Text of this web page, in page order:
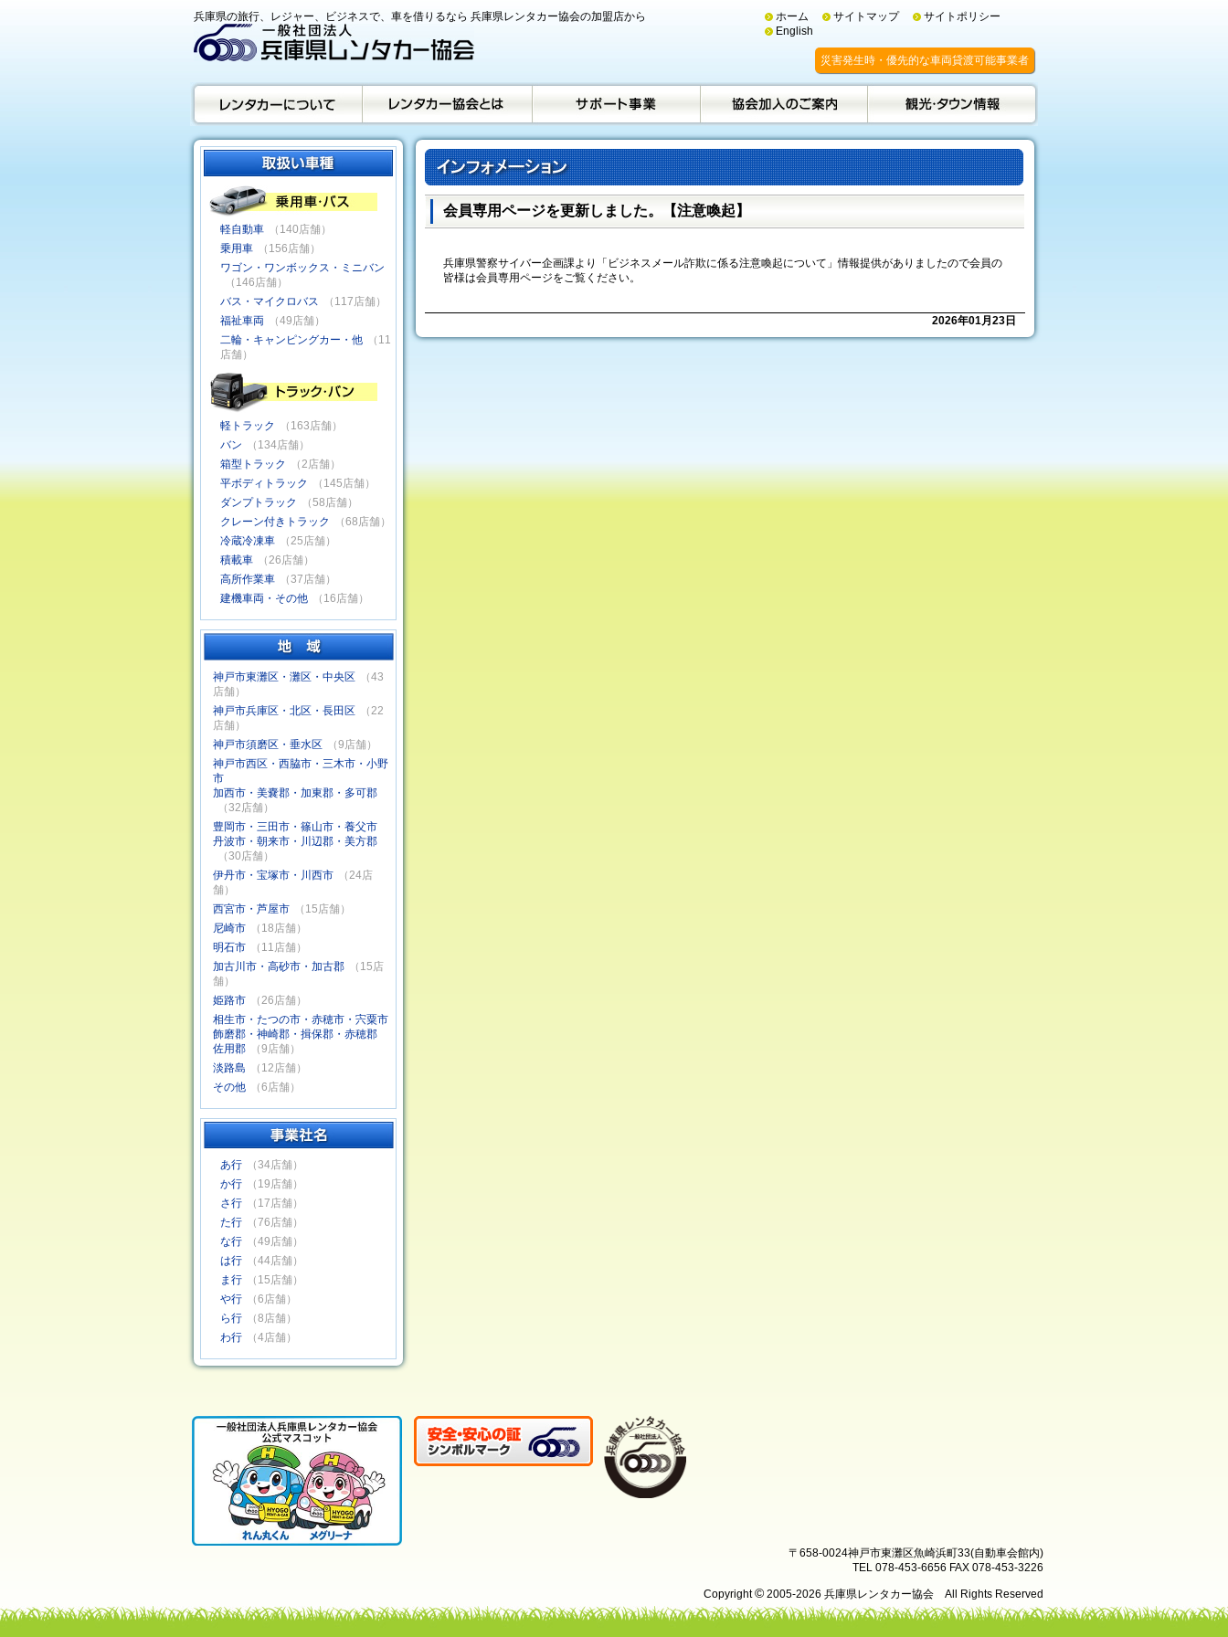
兵庫県の旅行、レジャー、ビジネスで、車を借りるなら 兵庫県レンタカー協会の加盟店から ホーム サイトマップ
サイトポリシー
English
災害発生時・優先的な車両貸渡可能事業者
会員専用ページを更新しました。【注意喚起】
兵庫県警察サイバー企画課より「ビジネスメール詐欺に係る注意喚起について」情報提供がありましたので会員の
皆様は会員専用ページをご覧ください。
2026年01月23日
軽自動車
（140店舗）
乗用車
（156店舗）
ワゴン・ワンボックス・ミニバン
（146店舗）
バス・マイクロバス
（117店舗）
福祉車両
（49店舗）
二輪・キャンピングカー・他
（11
店舗）
軽トラック
（163店舗）
バン
（134店舗）
箱型トラック
（2店舗）
平ボディトラック
（145店舗）
ダンプトラック
（58店舗）
クレーン付きトラック
（68店舗）
冷蔵冷凍車
（25店舗）
積載車
（26店舗）
高所作業車
（37店舗）
建機車両・その他
（16店舗）
神戸市東灘区・灘区・中央区
（43
店舗）
神戸市兵庫区・北区・長田区
（22
店舗）
神戸市須磨区・垂水区
（9店舗）
神戸市西区・西脇市・三木市・小野
市
加西市・美嚢郡・加東郡・多可郡
（32店舗）
豊岡市・三田市・篠山市・養父市
丹波市・朝来市・川辺郡・美方郡
（30店舗）
伊丹市・宝塚市・川西市
（24店
舗）
西宮市・芦屋市
（15店舗）
尼崎市
（18店舗）
明石市
（11店舗）
加古川市・高砂市・加古郡
（15店
舗）
姫路市
（26店舗）
相生市・たつの市・赤穂市・宍粟市
飾磨郡・神崎郡・揖保郡・赤穂郡
佐用郡
（9店舗）
淡路島
（12店舗）
その他
（6店舗）
あ行
（34店舗）
か行
（19店舗）
さ行
（17店舗）
た行
（76店舗）
な行
（49店舗）
は行
（44店舗）
ま行
（15店舗）
や行
（6店舗）
ら行
（8店舗）
わ行
（4店舗）
〒658-0024神戸市東灘区魚崎浜町33(自動車会館内)
TEL 078-453-6656 FAX 078-453-3226
Copyright© 2005-2026 兵庫県レンタカー協会 All Rights Reserved